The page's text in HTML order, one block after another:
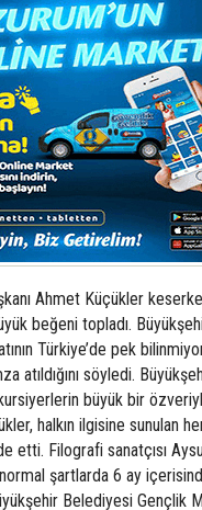
Ahmet Küçükler
beğeni topladı.
Türkiye’de pek
atıldığını söyledi.
büyük bir
halkın ilgisine sunulan
etti. Filografi sanatçısı
normal şartlarda 6 ay
Belediyesi Gençlik